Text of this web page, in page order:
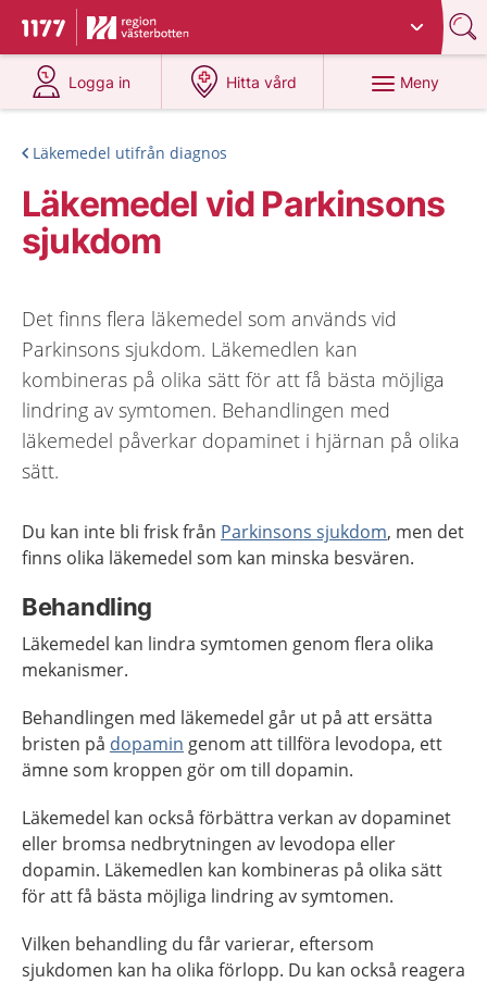
Till startsidan för 1177
Du har valt region
Logga in
på 1177.se
Hitta vård
på 1177.se
Meny
Läkemedel utifrån diagnos
Läkemedel vid Parkinsons
sjukdom
Det finns flera läkemedel som används vid
Parkinsons sjukdom. Läkemedlen kan
kombineras på olika sätt för att få bästa möjliga
lindring av symtomen. Behandlingen med
läkemedel påverkar dopaminet i hjärnan på olika
sätt.
Du kan inte bli frisk från Parkinsons sjukdom, men det
finns olika läkemedel som kan minska besvären.
Behandling
Läkemedel kan lindra symtomen genom flera olika
mekanismer.
Behandlingen med läkemedel går ut på att ersätta
bristen på dopamin genom att tillföra levodopa, ett
ämne som kroppen gör om till dopamin.
Läkemedel kan också förbättra verkan av dopaminet
eller bromsa nedbrytningen av levodopa eller
dopamin. Läkemedlen kan kombineras på olika sätt
för att få bästa möjliga lindring av symtomen.
Vilken behandling du får varierar, eftersom
sjukdomen kan ha olika förlopp. Du kan också reagera